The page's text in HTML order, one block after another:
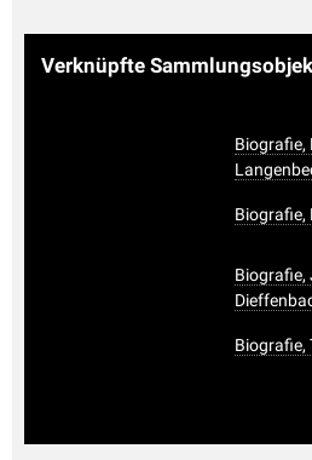
Verknüpfte
Biografie,
Biografie,
Biografie,
Biografie,